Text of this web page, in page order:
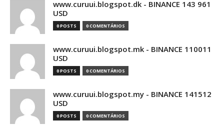
www.curuui.blogspot.dk - BINANCE 143 961
USD
0 POSTS 0 COMENTÁRIOS
www.curuui.blogspot.mk - BINANCE 110011
USD
0 POSTS 0 COMENTÁRIOS
www.curuui.blogspot.my - BINANCE 141512
USD
0 POSTS 0 COMENTÁRIOS